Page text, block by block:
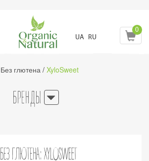
UA RU
0
Без глютена / XyloSweet
БРЕНДЫ
БЕЗ ГЛЮТЕНА: XYLOSWEET